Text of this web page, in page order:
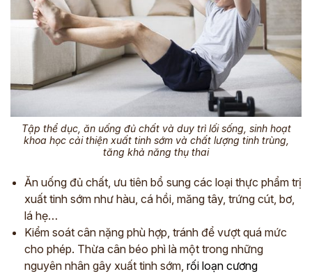
Tập thể dục, ăn uống đủ chất và duy trì lối sống, sinh hoạt
khoa học cải thiện xuất tinh sớm và chất lượng tinh trùng,
tăng khả năng thụ thai
Ăn uống đủ chất, ưu tiên bổ sung các loại thực phẩm trị
xuất tinh sớm như hàu, cá hồi, măng tây, trứng cút, bơ,
lá hẹ…
Kiểm soát cân nặng phù hợp, tránh để vượt quá mức
cho phép. Thừa cân béo phì là một trong những
nguyên nhân gây xuất tinh sớm, rối loạn cương